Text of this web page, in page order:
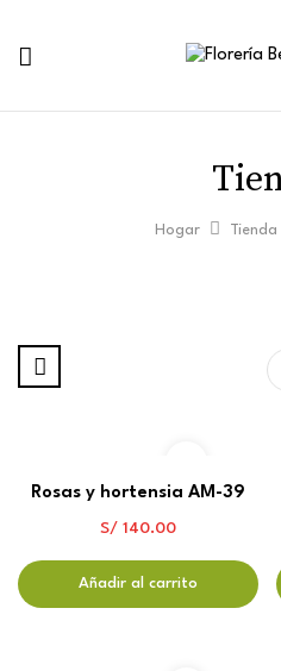
Hogar Tienda
Rosas y hortensia AM-39
S/140.00
Añadir al carrito